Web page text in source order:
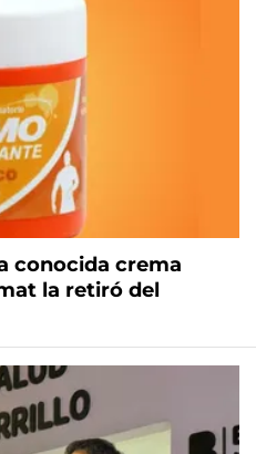
conocida crema
la retiró del